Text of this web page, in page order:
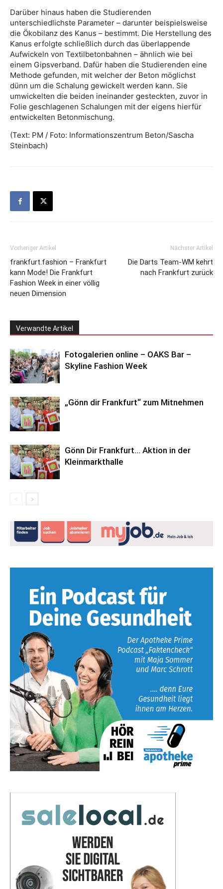
Darüber hinaus haben die Studierenden
unterschiedlichste Parameter – darunter beispielsweise
die Ökobilanz des Kanus – bestimmt. Die Herstellung des
Kanus erfolgte schließlich durch das überlappende
Aufwickeln von Textilbetonbahnen – ähnlich wie bei
einem Gipsverband. Dafür haben die Studierenden eine
Methode gefunden, mit welcher der Beton möglichst
dünn um die Schalung gewickelt werden kann. Sie
umwickelten die beiden ineinander gesteckten, zuvor in
Folie geschlagenen Schalungen mit der eigens hierfür
entwickelten Betonmischung.
(Text: PM / Foto: Informationszentrum Beton/Sascha
Steinbach)
Vorheriger Artikel
frankfurt.fashion – Frankfurt
kann Mode! Die Frankfurt
Fashion Week in einer völlig
neuen Dimension
Nächster Artikel
Die Darts Team-WM kehrt
nach Frankfurt zurück
Verwandte Artikel
Fotogalerien online – OAKS Bar –
Skyline Fashion Week
„Gönn dir Frankfurt“ zum Mitnehmen
Gönn Dir Frankfurt… Aktion in der
Kleinmarkthalle